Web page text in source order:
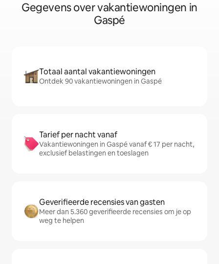
Gegevens over vakantiewoningen in
Gaspé
Totaal aantal vakantiewoningen
Ontdek 90 vakantiewoningen in Gaspé
Tarief per nacht vanaf
Vakantiewoningen in Gaspé vanaf € 17 per nacht,
exclusief belastingen en toeslagen
Geverifieerde recensies van gasten
Meer dan 5.360 geverifieerde recensies om je op
weg te helpen